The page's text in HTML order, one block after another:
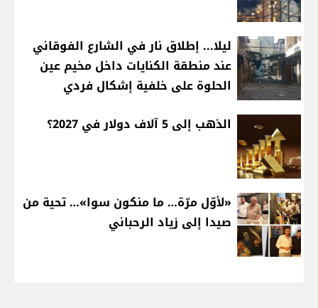
ليلا... إطلاق نار في الشارع الفوقاني
عند منطقة الكنايات داخل مخيم عين
الحلوة على خلفية إشكال فردي
الذهب إلى 5 آلاف دولار في 2027؟
«لأوّل مرّة… ما منكون سوا»… تحية من
صيدا إلى زياد الرحباني